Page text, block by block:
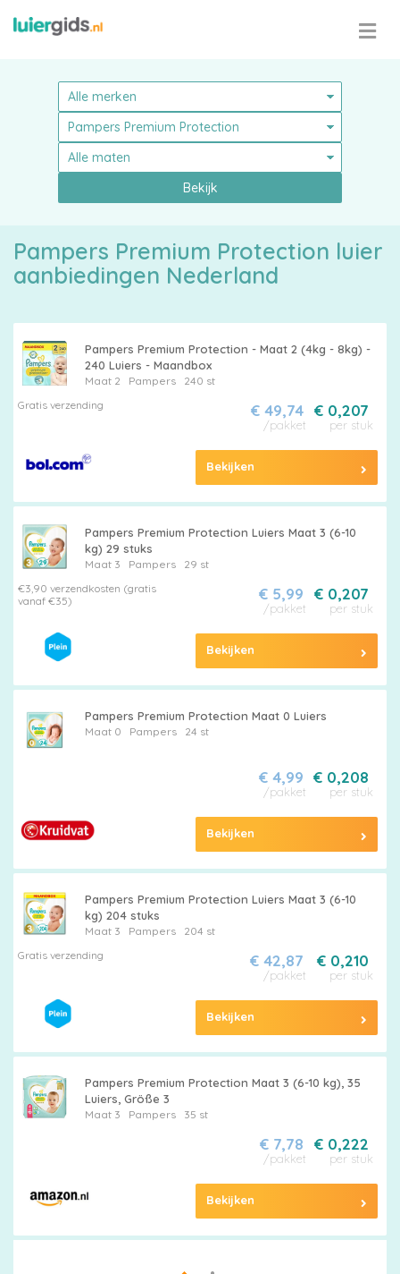
Pampers
Alle
Billendoekjes
Maten
Series
Merken
Bekijk
Pampers Premium Protection luier
aanbiedingen Nederland
Pampers Premium Protection - Maat 2 (4kg - 8kg) -
240 Luiers - Maandbox
Maat 2 Pampers
240 st
Gratis verzending
€ 0,207
per stuk
€ 49,74
/pakket
Bekijken
Pampers Premium Protection Luiers Maat 3 (6-10
kg) 29 stuks
Maat 3 Pampers
29 st
€3,90 verzendkosten (gratis
vanaf €35)
€ 0,207
per stuk
€ 5,99
/pakket
Bekijken
Pampers Premium Protection Maat 0 Luiers
Maat 0 Pampers 24 st
€ 0,208
per stuk
€ 4,99
/pakket
Bekijken
Pampers Premium Protection Luiers Maat 3 (6-10
kg) 204 stuks
Maat 3 Pampers
204 st
Gratis verzending
€ 0,210
per stuk
€ 42,87
/pakket
Bekijken
Pampers Premium Protection Maat 3 (6-10 kg), 35
Luiers, Größe 3
Maat 3 Pampers 35 st
€ 0,222
per stuk
€ 7,78
/pakket
Bekijken